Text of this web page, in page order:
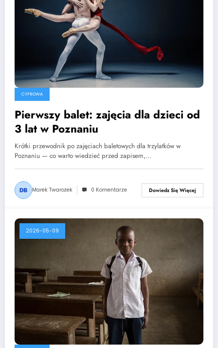
CYFROWA
Pierwszy balet: zajęcia dla dzieci od
3 lat w Poznaniu
Krótki przewodnik po zajęciach baletowych dla trzylatków w
Poznaniu — co warto wiedzieć przed zapisem,…
Marek Twarożek 0 Komentarze Dowiedz Się Więcej
2026-05-09